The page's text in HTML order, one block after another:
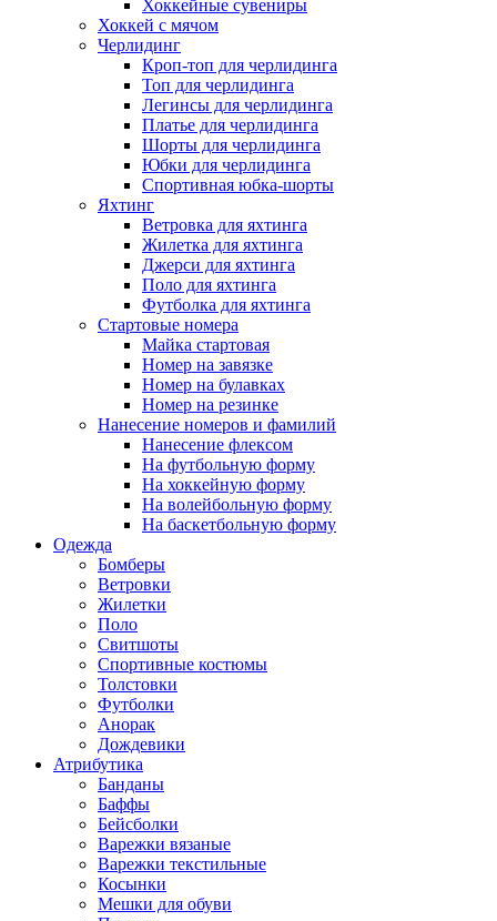
Хоккейные сувениры
Хоккей с мячом
Черлидинг
Кроп-топ для черлидинга
Топ для черлидинга
Легинсы для черлидинга
Платье для черлидинга
Шорты для черлидинга
Юбки для черлидинга
Спортивная юбка-шорты
Яхтинг
Ветровка для яхтинга
Жилетка для яхтинга
Джерси для яхтинга
Поло для яхтинга
Футболка для яхтинга
Стартовые номера
Майка стартовая
Номер на завязке
Номер на булавках
Номер на резинке
Нанесение номеров и фамилий
Нанесение флексом
На футбольную форму
На хоккейную форму
На волейбольную форму
На баскетбольную форму
Одежда
Бомберы
Ветровки
Жилетки
Поло
Свитшоты
Спортивные костюмы
Толстовки
Футболки
Анорак
Дождевики
Атрибутика
Банданы
Баффы
Бейсболки
Варежки вязаные
Варежки текстильные
Косынки
Мешки для обуви